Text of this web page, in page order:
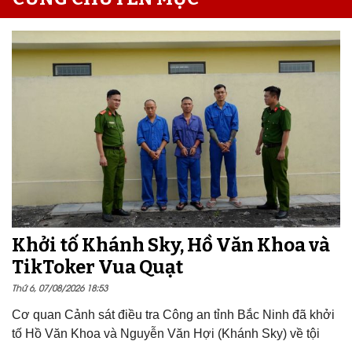
Khởi tố Khánh Sky, Hồ Văn Khoa và
TikToker Vua Quạt
Thứ 6, 07/08/2026 18:53
Cơ quan Cảnh sát điều tra Công an tỉnh Bắc Ninh đã khởi
tố Hồ Văn Khoa và Nguyễn Văn Hợi (Khánh Sky) về tội